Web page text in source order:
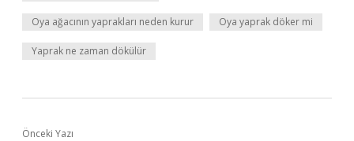
Oya ağacının yaprakları neden kurur Oya yaprak döker mi
Yaprak ne zaman dökülür
Önceki Yazı